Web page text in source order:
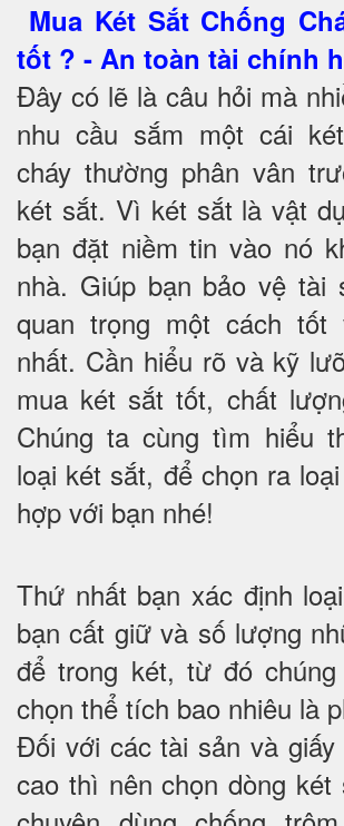
Mua Két Sắt Chống
tốt ? - An toàn tài chính
Đây có lẽ là câu hỏi mà
nhu cầu sắm một cái
cháy thường phân vân
két sắt. Vì két sắt là vật
bạn đặt niềm tin vào nó
nhà. Giúp bạn bảo vệ tài
quan trọng một cách tốt
nhất. Cần hiểu rõ và kỹ
mua két sắt tốt, chất
Chúng ta cùng tìm hiểu
loại két sắt, để chọn ra
hợp với bạn nhé!
Thứ nhất bạn xác định
bạn cất giữ và số lượng
để trong két, từ đó
chọn thể tích bao nhiêu là
Đối với các tài sản và
cao thì nên chọn dòng két